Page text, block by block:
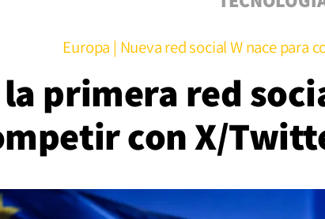
Europa | Nueva red social W nace para
primera red
con X/